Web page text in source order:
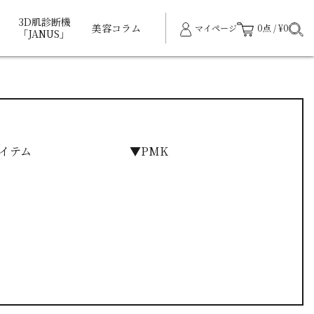
3D肌診断機
「JANUS」
美容コラム マイページ 0点 / ¥0
テム ▼PMK